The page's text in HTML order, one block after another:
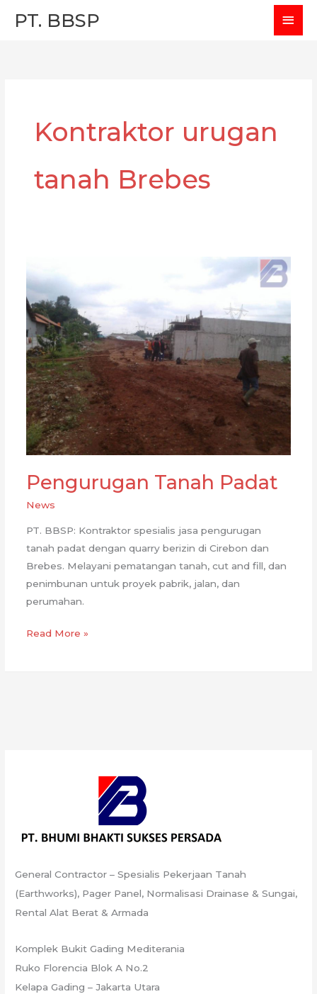
PT. BBSP
Kontraktor urugan
tanah Brebes
Pengurugan Tanah Padat
News
PT. BBSP: Kontraktor spesialis jasa pengurugan
tanah padat dengan quarry berizin di Cirebon dan
Brebes. Melayani pematangan tanah, cut and fill, dan
penimbunan untuk proyek pabrik, jalan, dan
perumahan.
Pengurugan
Read More »
General Contractor – Spesialis Pekerjaan Tanah
(Earthworks), Pager Panel, Normalisasi Drainase & Sungai,
Rental Alat Berat & Armada
Komplek Bukit Gading Mediterania
Ruko Florencia Blok A No.2
Kelapa Gading – Jakarta Utara